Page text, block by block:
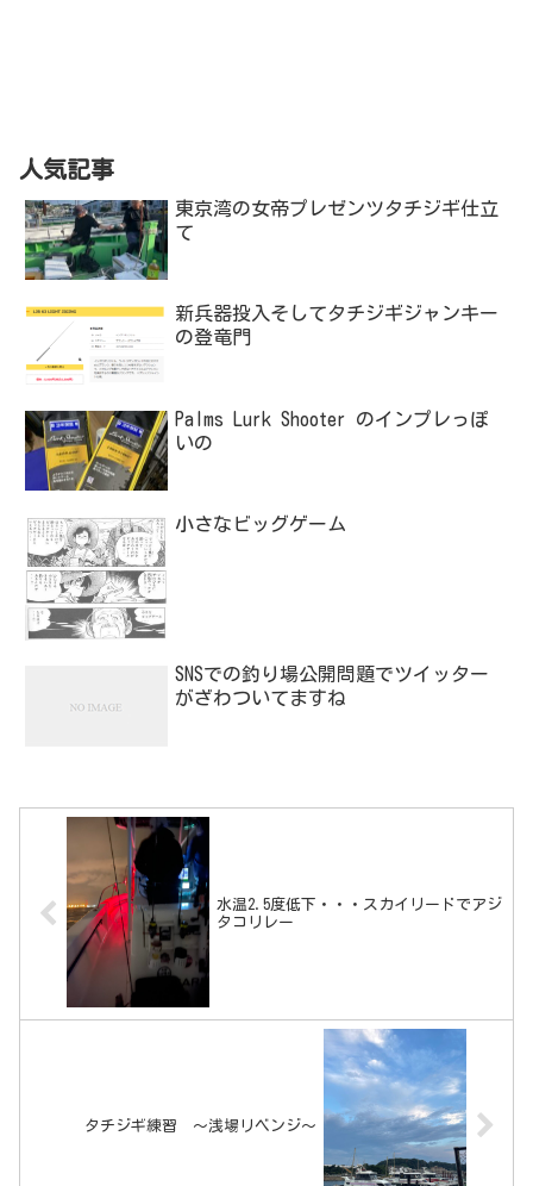
人気記事
東京湾の女帝プレゼンツタチジギ仕立
て
新兵器投入そしてタチジギジャンキー
の登竜門
Palms Lurk Shooter のインプレっぽ
いの
小さなビッグゲーム
SNSでの釣り場公開問題でツイッター
がざわついてますね
水温2.5度低下・・・スカイリードでアジ
タコリレー
タチジギ練習 ～浅場リベンジ～